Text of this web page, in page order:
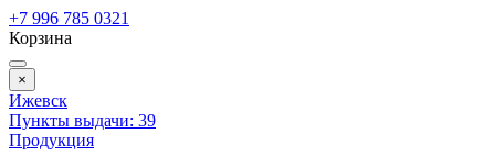
+7 996 785 0321
Корзина
×
Ижевск
Пункты выдачи: 39
Продукция